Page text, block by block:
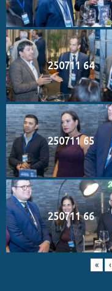
250711 64
250711 65
250711 66
« ‹